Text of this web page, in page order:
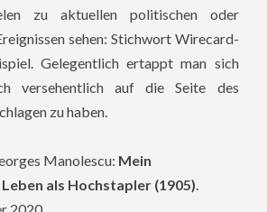
zu aktuellen politischen oder
sehen: Stichwort Wirecard-
Gelegentlich ertappt man sich
versehentlich auf die Seite des
zu haben.
Manolescu: Mein
als Hochstapler (1905).